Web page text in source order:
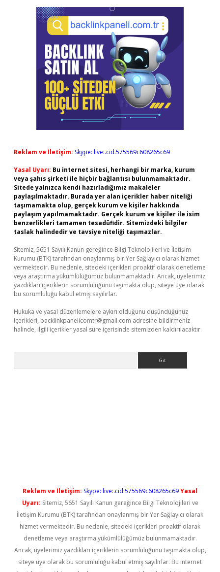
Reklam ve İletişim: Skype: live:.cid.575569c608265c69
Yasal Uyarı: Bu internet sitesi, herhangi bir marka, kurum
veya şahıs şirketi ile hiçbir bağlantısı bulunmamaktadır.
Sitede yalnızca kendi hazırladığımız makaleler
paylaşılmaktadır. Burada yer alan içerikler haber niteliği
taşımamakta olup, gerçek kurum ve kişiler hakkında
paylaşım yapılmamaktadır. Gerçek kurum ve kişiler ile isim
benzerlikleri tamamen tesadüfidir. Sitemizdeki bilgiler
taslak halindedir ve tavsiye niteliği taşımazlar.
Sitemiz, 5651 Sayılı Kanun gereğince Bilgi Teknolojileri ve İletişim
Kurumu (BTK) tarafından onaylanmış bir Yer Sağlayıcı olarak hizmet
vermektedir. Bu nedenle, sitedeki içerikleri proaktif olarak denetleme
veya araştırma yükümlülüğümüz bulunmamaktadır. Ancak, üyelerimiz
yazdıkları içeriklerin sorumluluğunu taşımakta olup, siteye üye olarak
bu sorumluluğu kabul etmiş sayılırlar.
Hukuka ve yasal düzenlemelere aykırı olduğunu düşündüğünüz
içerikleri, backlinkpanelicomtr@gmail.com adresine bildirmeniz
halinde, ilgili içerikler yasal süre içerisinde sitemizden kaldırılacaktır.
Reklam ve İletişim: Skype: live:.cid.575569c608265c69Yasal
Uyarı: Sitemiz, 5651 Sayılı Kanun gereğince Bilgi Teknolojileri ve
İletişim Kurumu (BTK) tarafından onaylanmış bir Yer Sağlayıcı olarak
hizmet vermektedir. Bu nedenle, sitedeki içerikleri proaktif olarak
denetleme veya araştırma yükümlülüğümüz bulunmamaktadır.
Ancak, üyelerimiz yazdıkları içeriklerin sorumluluğunu taşımakta olup,
siteye üye olarak bu sorumluluğu kabul etmiş sayılırlar. Bu internet